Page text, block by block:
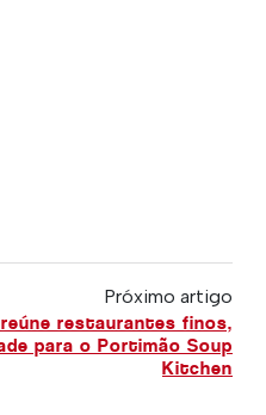
Próximo artigo
reúne restaurantes finos,
para o Portimão Soup
Kitchen